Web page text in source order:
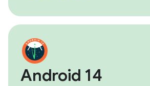
Android 14